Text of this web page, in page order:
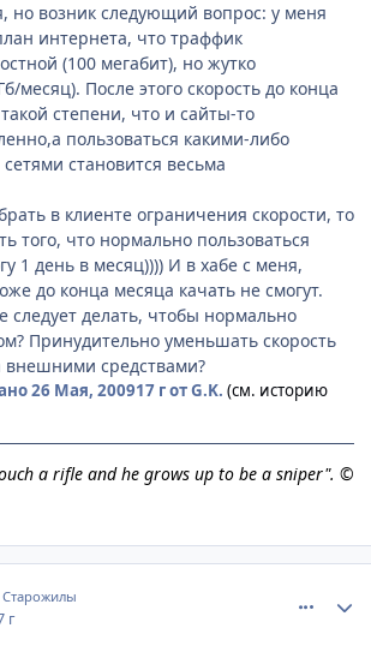
но возник следующий вопрос: у меня
интернета, что траффик
(100 мегабит), но жутко
месяц). После этого скорость до конца
степени, что и сайты-то
пользоваться какими-либо
становится весьма
в клиенте ограничения скорости, то
того, что нормально пользоваться
1 день в месяц)))) И в хабе с меня,
до конца месяца качать не смогут.
следует делать, чтобы нормально
Принудительно уменьшать скорость
внешними средствами?
26 Мая, 200917 гот G.K. (см. историю
a rifle and he grows up to be a sniper". ©
Старожилы
г